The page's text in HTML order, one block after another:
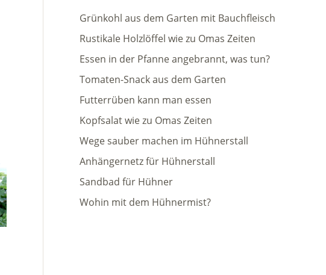
Grünkohl aus dem Garten mit Bauchfleisch
Rustikale Holzlöffel wie zu Omas Zeiten
Essen in der Pfanne angebrannt, was tun?
Tomaten-Snack aus dem Garten
Futterrüben kann man essen
Kopfsalat wie zu Omas Zeiten
Wege sauber machen im Hühnerstall
Anhängernetz für Hühnerstall
Sandbad für Hühner
Wohin mit dem Hühnermist?